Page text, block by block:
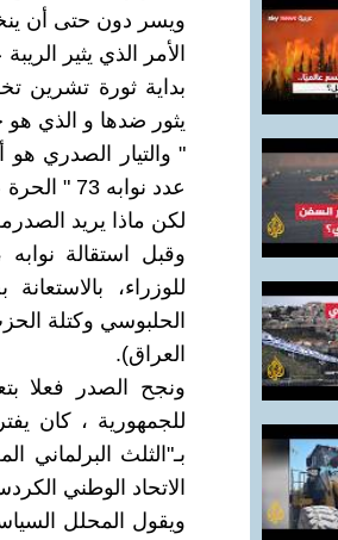
ويسر دون حتى أن
الأمر الذي يثير
بداية ثورة تشرين
يثور ضدها و الذي هو جزء منها
عدد نوابه 73 " الحرة عراق .
لكن ماذا يريد
وقبل استقالة
للوزراء،
الحلبوسي وكتلة
العراق).
ونجح الصدر فعلا
للجمهورية ، كان
بـ"الثلث
الاتحاد الوطني
ويقول المحلل